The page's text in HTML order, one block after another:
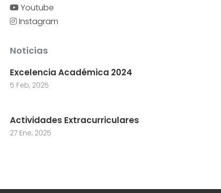
Youtube
Instagram
Noticias
Excelencia Académica 2024
5 Feb, 2025
Actividades Extracurriculares
27 Ene, 2025